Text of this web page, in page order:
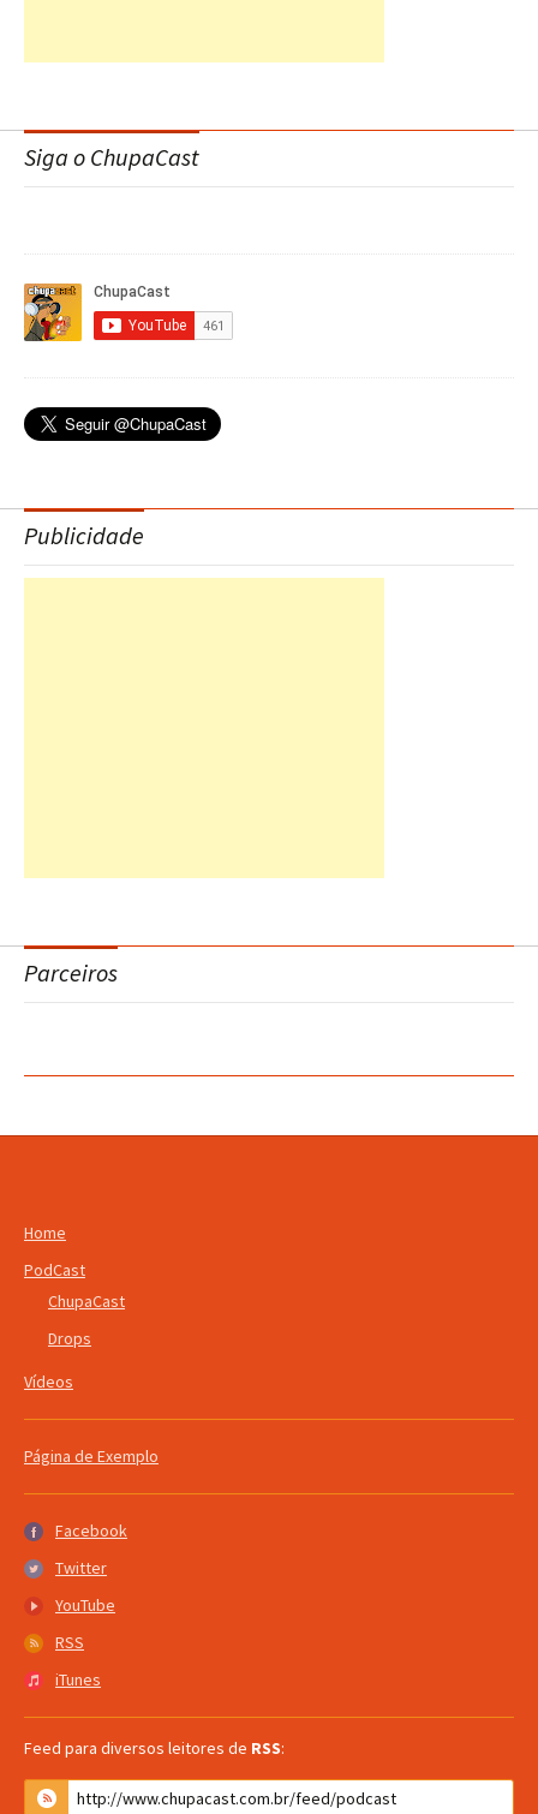
Siga o ChupaCast
Publicidade
Parceiros
Home
PodCast
ChupaCast
Drops
Vídeos
Página de Exemplo
Facebook
Facebook
Twitter
Twitter
YouTube
YouTube
RSS
RSS
iTunes
iTunes
Feed para diversos leitores de RSS: